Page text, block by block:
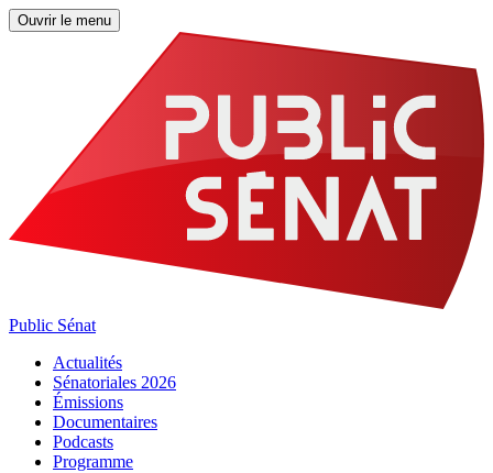
Ouvrir le menu
Public Sénat
Actualités
Sénatoriales 2026
Émissions
Documentaires
Podcasts
Programme